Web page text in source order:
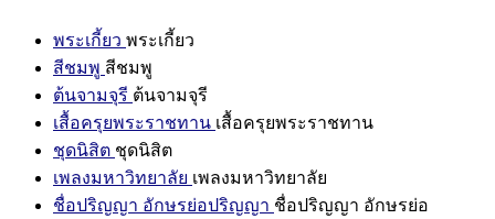
พระเกี้ยว พระเกี้ยว
สีชมพู สีชมพู
ต้นจามจุรี ต้นจามจุรี
เสื้อครุยพระราชทาน เสื้อครุยพระราชทาน
ชุดนิสิต ชุดนิสิต
เพลงมหาวิทยาลัย เพลงมหาวิทยาลัย
ชื่อปริญญา อักษรย่อปริญญา ชื่อปริญญา อักษรย่อ